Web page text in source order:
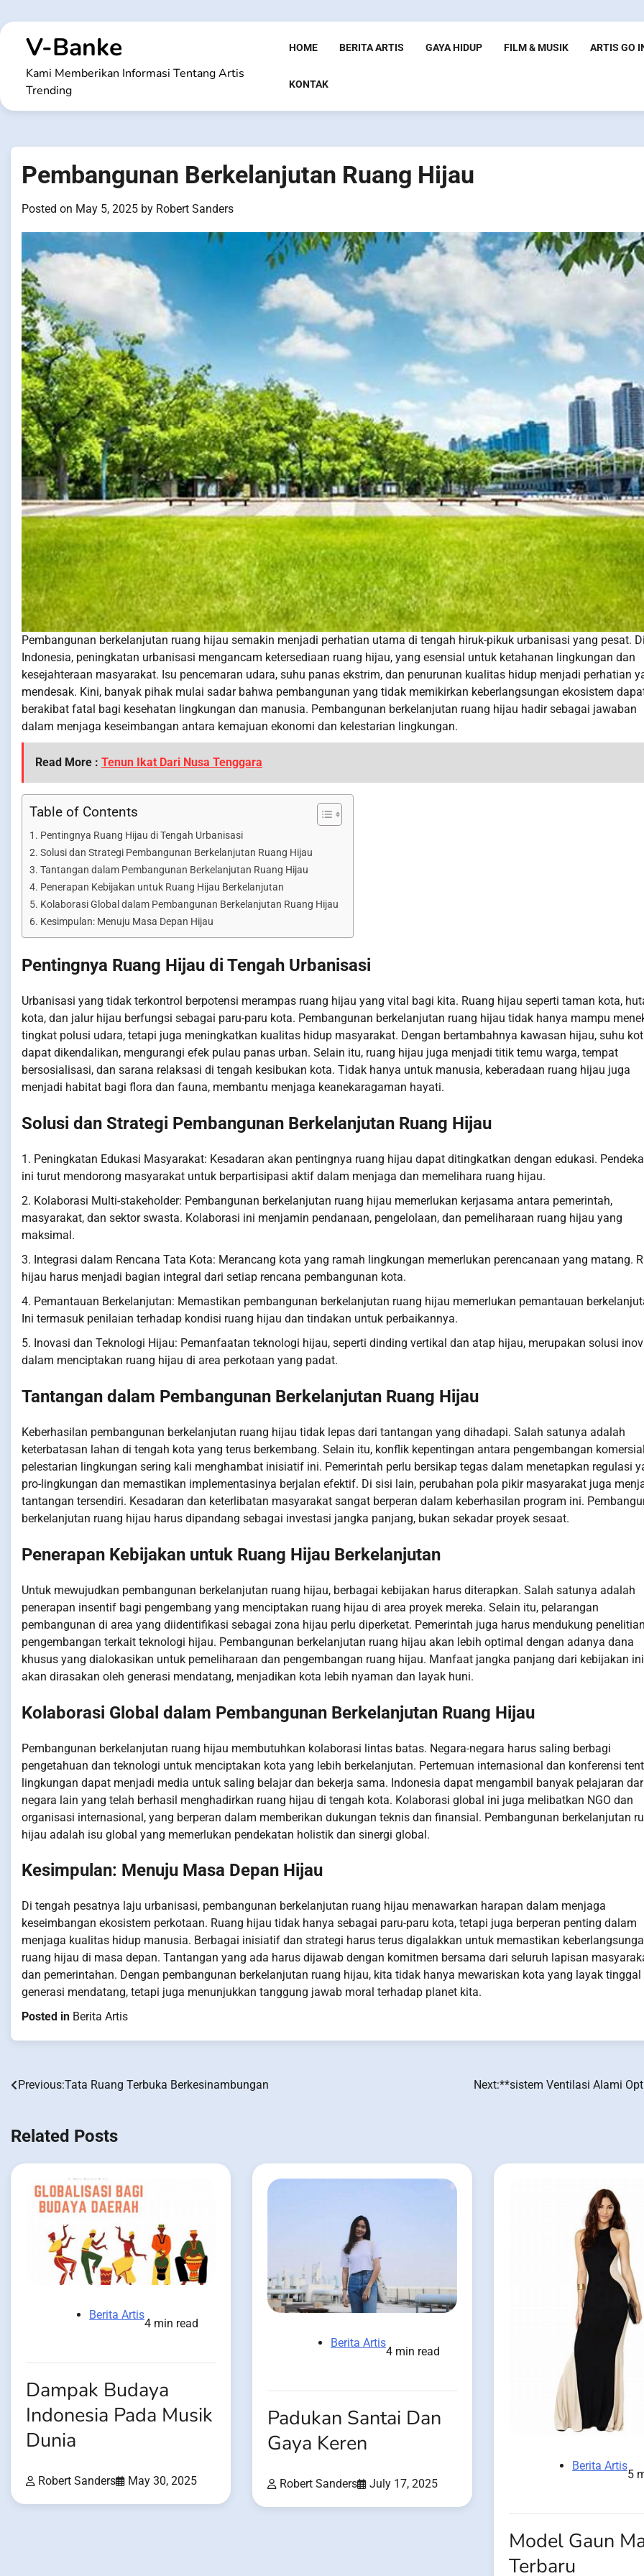
to
contentV-Banke
Kami Memberikan Informasi Tentang Artis
Trending
HOME BERITA ARTIS GAYA HIDUP FILM & MUSIK ARTIS GO
KONTAK
Pembangunan Berkelanjutan Ruang Hijau
Posted on May 5, 2025 by Robert Sanders
Pembangunan berkelanjutan ruang hijau semakin menjadi perhatian utama di tengah hiruk-pikuk urbanisasi yang pesat. Di
Indonesia, peningkatan urbanisasi mengancam ketersediaan ruang hijau, yang esensial untuk ketahanan lingkungan dan
kesejahteraan masyarakat. Isu pencemaran udara, suhu panas ekstrim, dan penurunan kualitas hidup menjadi perhatian
mendesak. Kini, banyak pihak mulai sadar bahwa pembangunan yang tidak memikirkan keberlangsungan ekosistem
berakibat fatal bagi kesehatan lingkungan dan manusia. Pembangunan berkelanjutan ruang hijau hadir sebagai jawaban
dalam menjaga keseimbangan antara kemajuan ekonomi dan kelestarian lingkungan.
Read More : Tenun Ikat Dari Nusa Tenggara
Table of Contents
Pentingnya Ruang Hijau di Tengah Urbanisasi
Solusi dan Strategi Pembangunan Berkelanjutan Ruang Hijau
Tantangan dalam Pembangunan Berkelanjutan Ruang Hijau
Penerapan Kebijakan untuk Ruang Hijau Berkelanjutan
Kolaborasi Global dalam Pembangunan Berkelanjutan Ruang Hijau
Kesimpulan: Menuju Masa Depan Hijau
Pentingnya Ruang Hijau di Tengah Urbanisasi
Urbanisasi yang tidak terkontrol berpotensi merampas ruang hijau yang vital bagi kita. Ruang hijau seperti taman kota,
kota, dan jalur hijau berfungsi sebagai paru-paru kota. Pembangunan berkelanjutan ruang hijau tidak hanya mampu
tingkat polusi udara, tetapi juga meningkatkan kualitas hidup masyarakat. Dengan bertambahnya kawasan hijau, suhu
dapat dikendalikan, mengurangi efek pulau panas urban. Selain itu, ruang hijau juga menjadi titik temu warga, tempat
bersosialisasi, dan sarana relaksasi di tengah kesibukan kota. Tidak hanya untuk manusia, keberadaan ruang hijau juga
menjadi habitat bagi flora dan fauna, membantu menjaga keanekaragaman hayati.
Solusi dan Strategi Pembangunan Berkelanjutan Ruang Hijau
1. Peningkatan Edukasi Masyarakat: Kesadaran akan pentingnya ruang hijau dapat ditingkatkan dengan edukasi.
ini turut mendorong masyarakat untuk berpartisipasi aktif dalam menjaga dan memelihara ruang hijau.
2. Kolaborasi Multi-stakeholder: Pembangunan berkelanjutan ruang hijau memerlukan kerjasama antara pemerintah,
masyarakat, dan sektor swasta. Kolaborasi ini menjamin pendanaan, pengelolaan, dan pemeliharaan ruang hijau yang
maksimal.
3. Integrasi dalam Rencana Tata Kota: Merancang kota yang ramah lingkungan memerlukan perencanaan yang matang.
hijau harus menjadi bagian integral dari setiap rencana pembangunan kota.
4. Pemantauan Berkelanjutan: Memastikan pembangunan berkelanjutan ruang hijau memerlukan pemantauan
Ini termasuk penilaian terhadap kondisi ruang hijau dan tindakan untuk perbaikannya.
5. Inovasi dan Teknologi Hijau: Pemanfaatan teknologi hijau, seperti dinding vertikal dan atap hijau, merupakan solusi
dalam menciptakan ruang hijau di area perkotaan yang padat.
Tantangan dalam Pembangunan Berkelanjutan Ruang Hijau
Keberhasilan pembangunan berkelanjutan ruang hijau tidak lepas dari tantangan yang dihadapi. Salah satunya adalah
keterbatasan lahan di tengah kota yang terus berkembang. Selain itu, konflik kepentingan antara pengembangan
pelestarian lingkungan sering kali menghambat inisiatif ini. Pemerintah perlu bersikap tegas dalam menetapkan regulasi
pro-lingkungan dan memastikan implementasinya berjalan efektif. Di sisi lain, perubahan pola pikir masyarakat juga
tantangan tersendiri. Kesadaran dan keterlibatan masyarakat sangat berperan dalam keberhasilan program ini.
berkelanjutan ruang hijau harus dipandang sebagai investasi jangka panjang, bukan sekadar proyek sesaat.
Penerapan Kebijakan untuk Ruang Hijau Berkelanjutan
Untuk mewujudkan pembangunan berkelanjutan ruang hijau, berbagai kebijakan harus diterapkan. Salah satunya adalah
penerapan insentif bagi pengembang yang menciptakan ruang hijau di area proyek mereka. Selain itu, pelarangan
pembangunan di area yang diidentifikasi sebagai zona hijau perlu diperketat. Pemerintah juga harus mendukung
pengembangan terkait teknologi hijau. Pembangunan berkelanjutan ruang hijau akan lebih optimal dengan adanya dana
khusus yang dialokasikan untuk pemeliharaan dan pengembangan ruang hijau. Manfaat jangka panjang dari kebijakan ini
akan dirasakan oleh generasi mendatang, menjadikan kota lebih nyaman dan layak huni.
Kolaborasi Global dalam Pembangunan Berkelanjutan Ruang Hijau
Pembangunan berkelanjutan ruang hijau membutuhkan kolaborasi lintas batas. Negara-negara harus saling berbagi
pengetahuan dan teknologi untuk menciptakan kota yang lebih berkelanjutan. Pertemuan internasional dan konferensi
lingkungan dapat menjadi media untuk saling belajar dan bekerja sama. Indonesia dapat mengambil banyak pelajaran
negara lain yang telah berhasil menghadirkan ruang hijau di tengah kota. Kolaborasi global ini juga melibatkan NGO dan
organisasi internasional, yang berperan dalam memberikan dukungan teknis dan finansial. Pembangunan berkelanjutan
hijau adalah isu global yang memerlukan pendekatan holistik dan sinergi global.
Kesimpulan: Menuju Masa Depan Hijau
Di tengah pesatnya laju urbanisasi, pembangunan berkelanjutan ruang hijau menawarkan harapan dalam menjaga
keseimbangan ekosistem perkotaan. Ruang hijau tidak hanya sebagai paru-paru kota, tetapi juga berperan penting dalam
menjaga kualitas hidup manusia. Berbagai inisiatif dan strategi harus terus digalakkan untuk memastikan
ruang hijau di masa depan. Tantangan yang ada harus dijawab dengan komitmen bersama dari seluruh lapisan
dan pemerintahan. Dengan pembangunan berkelanjutan ruang hijau, kita tidak hanya mewariskan kota yang layak tinggal
generasi mendatang, tetapi juga menunjukkan tanggung jawab moral terhadap planet kita.
Posted in Berita Artis
Post
Previous:Tata Ruang Terbuka Berkesinambungan Next:**sistem Ventilasi Alami
Related Posts
Berita Artis
4 min read
Dampak Budaya
Indonesia Pada Musik
Dunia
Robert Sanders May 30, 2025
Berita Artis
4 min read
Padukan Santai Dan
Gaya Keren
Robert Sanders July 17, 2025
Berita Artis
5
Model Gaun
Terbaru